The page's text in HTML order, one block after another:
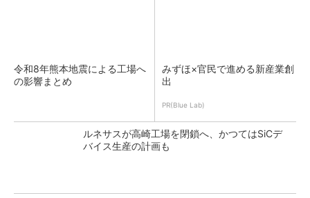
令和8年熊本地震による工場へ
の影響まとめ
みずほ×官民で進める新産業創
出
PR(Blue Lab)
ルネサスが高崎工場を閉鎖へ、かつてはSiCデ
バイス生産の計画も